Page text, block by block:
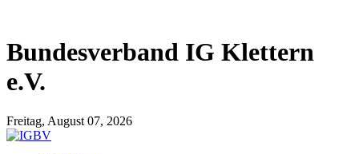
Bundesverband IG Klettern
e.V.
Freitag, August 07, 2026